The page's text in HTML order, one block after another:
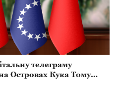
телеграму
Островах Кука Тому